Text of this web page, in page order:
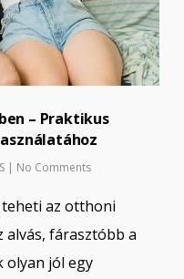
– Praktikus
| No Comments
az otthoni
fárasztóbb a
olyan jól egy